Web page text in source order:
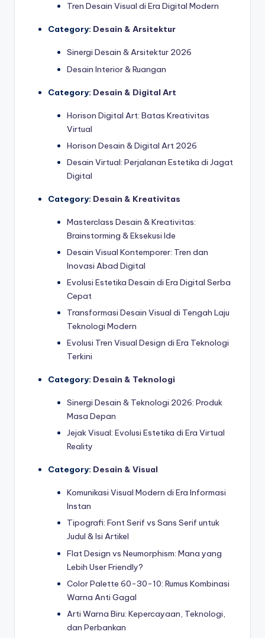
Tren Desain Visual di Era Digital Modern
Category: Desain & Arsitektur
Sinergi Desain & Arsitektur 2026
Desain Interior & Ruangan
Category: Desain & Digital Art
Horison Digital Art: Batas Kreativitas
Virtual
Horison Desain & Digital Art 2026
Desain Virtual: Perjalanan Estetika di Jagat
Digital
Category: Desain & Kreativitas
Masterclass Desain & Kreativitas:
Brainstorming & Eksekusi Ide
Desain Visual Kontemporer: Tren dan
Inovasi Abad Digital
Evolusi Estetika Desain di Era Digital Serba
Cepat
Transformasi Desain Visual di Tengah Laju
Teknologi Modern
Evolusi Tren Visual Design di Era Teknologi
Terkini
Category: Desain & Teknologi
Sinergi Desain & Teknologi 2026: Produk
Masa Depan
Jejak Visual: Evolusi Estetika di Era Virtual
Reality
Category: Desain & Visual
Komunikasi Visual Modern di Era Informasi
Instan
Tipografi: Font Serif vs Sans Serif untuk
Judul & Isi Artikel
Flat Design vs Neumorphism: Mana yang
Lebih User Friendly?
Color Palette 60-30-10: Rumus Kombinasi
Warna Anti Gagal
Arti Warna Biru: Kepercayaan, Teknologi,
dan Perbankan